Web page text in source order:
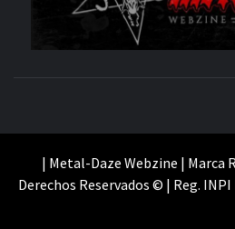
| Metal-Daze Webzine | Marca
Derechos Reservados © | Reg.